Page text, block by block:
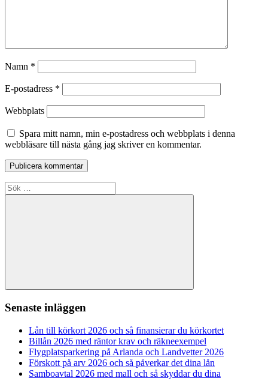
Namn *
E-postadress *
Webbplats
Spara mitt namn, min e-postadress och webbplats i denna
webbläsare till nästa gång jag skriver en kommentar.
Sök
efter:
Sök
Senaste inläggen
Lån till körkort 2026 och så finansierar du körkortet
Billån 2026 med räntor krav och räkneexempel
Flygplatsparkering på Arlanda och Landvetter 2026
Förskott på arv 2026 och så påverkar det dina lån
Samboavtal 2026 med mall och så skyddar du dina